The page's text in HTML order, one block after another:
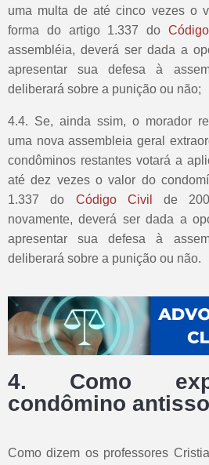
uma multa de até cinco vezes o
forma do artigo 1.337 do
assembléia, deverá ser dada a
apresentar sua defesa à
deliberará sobre a punição ou não;
4.4. Se, ainda ssim, o morador
uma nova assembleia geral
condôminos restantes votará a
até dez vezes o valor do
1.337 do Código Civil
de
novamente, deverá ser dada a
apresentar sua defesa à
deliberará sobre a punição ou não.
4. Como
condômino
Como dizem os professores